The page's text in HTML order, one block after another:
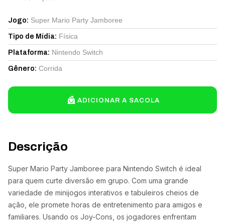
Descrição
Super Mario Party Jamboree para Nintendo Switch é ideal
para quem curte diversão em grupo. Com uma grande
variedade de minijogos interativos e tabuleiros cheios de
ação, ele promete horas de entretenimento para amigos e
familiares. Usando os Joy-Cons, os jogadores enfrentam
Jogo: Super Mario Party Jamboree
Tipo de Mídia: Física
Plataforma: Nintendo Switch
Gênero: Corrida
ADICIONAR A SACOLA